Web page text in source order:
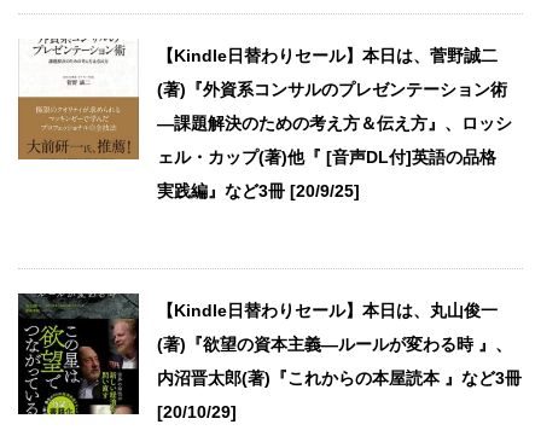
【Kindle日替わりセール】本日は、菅野誠二
(著)『外資系コンサルのプレゼンテーション術
―課題解決のための考え方＆伝え方』、ロッシ
ェル・カップ(著)他『 [音声DL付]英語の品格
実践編』など3冊 [20/9/25]
【Kindle日替わりセール】本日は、丸山俊一
(著)『欲望の資本主義―ルールが変わる時 』、
内沼晋太郎(著)『これからの本屋読本 』など3冊
[20/10/29]